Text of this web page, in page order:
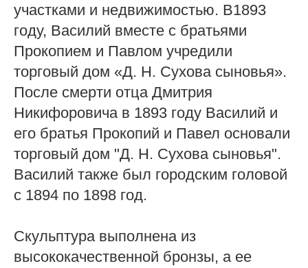
участками и недвижимостью. В1893
году, Василий вместе с братьями
Прокопием и Павлом учредили
торговый дом «Д. Н. Сухова сыновья».
После смерти отца Дмитрия
Никифоровича в 1893 году Василий и
его братья Прокопий и Павел основали
торговый дом "Д. Н. Сухова сыновья".
Василий также был городским головой
с 1894 по 1898 год.
Скульптура выполнена из
высококачественной бронзы, а ее